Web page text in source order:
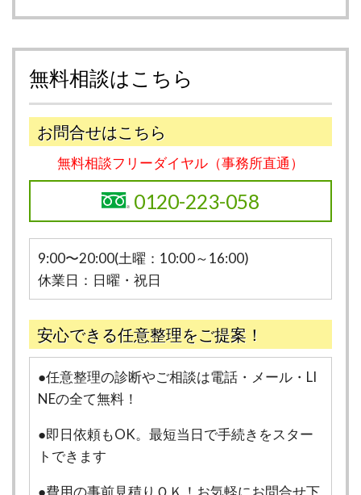
無料相談はこちら
お問合せはこちら
無料相談フリーダイヤル（事務所直通）
0120-223-058
9:00〜20:00(土曜：10:00～16:00)
休業日：日曜・祝日
安心できる任意整理をご提案！
●任意整理の診断やご相談は電話・メール・LI
NEの全て無料！
●即日依頼もOK。最短当日で手続きをスター
トできます
●費用の事前見積りＯＫ！お気軽にお問合せ下